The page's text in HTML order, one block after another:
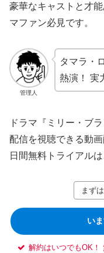
豪華なキャストと才
マファン必見です。
管理人
タマラ・
熱演！ 実
ドラマ『ミリー・ブ
配信を視聴できる動
日間無料トライアルは
まず
い
解約はいつでもOK！